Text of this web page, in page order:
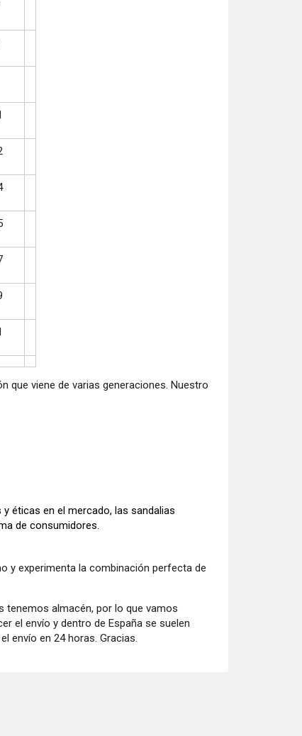
que viene de varias generaciones. Nuestro
éticas en el mercado, las sandalias
de consumidores.
y experimenta la combinación perfecta de
tenemos almacén, por lo que vamos
el envío y dentro de España se suelen
envío en 24 horas. Gracias.